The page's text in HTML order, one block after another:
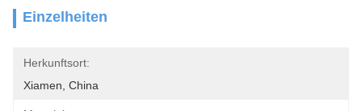
Einzelheiten
Herkunftsort:
Xiamen, China